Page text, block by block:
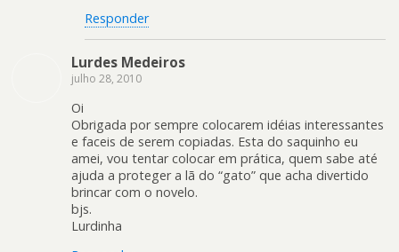
Responder
Lurdes Medeiros
julho 28, 2010
Oi
Obrigada por sempre colocarem idéias interessantes
e faceis de serem copiadas. Esta do saquinho eu
amei, vou tentar colocar em prática, quem sabe até
ajuda a proteger a lã do “gato” que acha divertido
brincar com o novelo.
bjs.
Lurdinha